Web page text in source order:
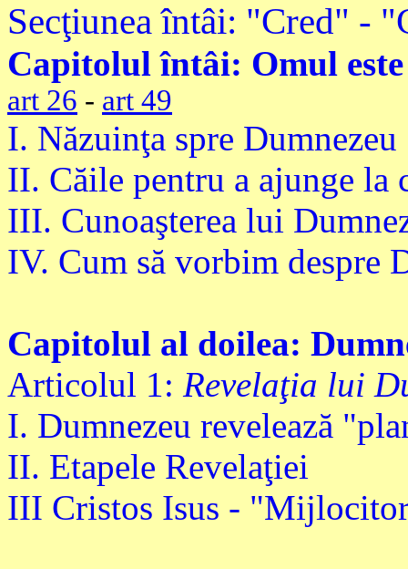
Secţiunea întâi: "Cred" -
Capitolul întâi: Omul
art 26 - art 49
I. Năzuinţa spre Dumnezeu
II. Căile pentru a ajunge la
III. Cunoaşterea lui
IV. Cum să vorbim despre
Capitolul al doilea:
Articolul 1: Revelaţia lui
I. Dumnezeu revelează
II. Etapele Revelaţiei
III Cristos Isus -